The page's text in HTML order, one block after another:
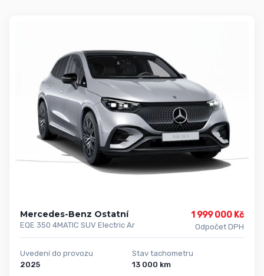
Mercedes-Benz Ostatní
EQE 350 4MATIC SUV Electric Ar
1 999 000 Kč
Odpočet DPH
Uvedení do provozu
2025
Stav tachometru
13 000 km